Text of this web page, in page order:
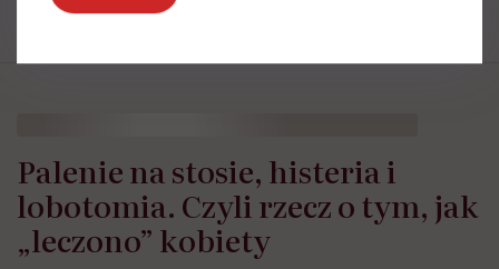
Palenie na stosie, histeria i
lobotomia. Czyli rzecz o tym, jak
„leczono” kobiety